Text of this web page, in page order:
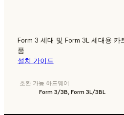
Form 3 세대 및 Form 3L 세대용 카
품
설치 가이드
호환 가능 하드웨어
Form 3/3B, Form 3L/3BL